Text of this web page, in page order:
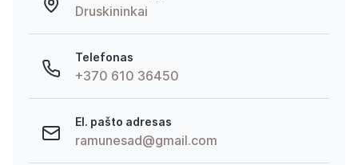
Druskininkai
Telefonas
+370 610 36450
El. pašto adresas
ramunesad@gmail.com